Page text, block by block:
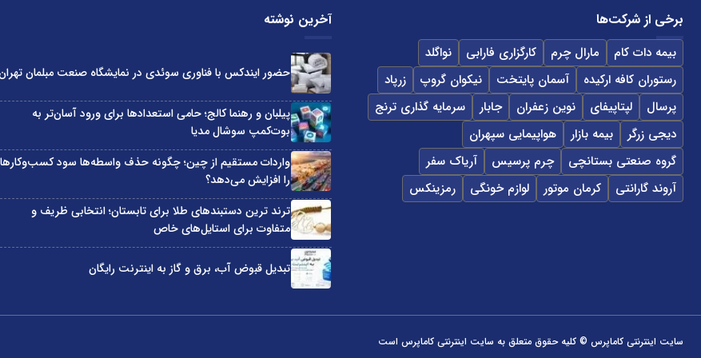
برخی از شرکت‌ها
بیمه دات کام مارال چرم کارگزاری فارابی
نواگلد
رستوران کافه ارکیده
آسمان پایتخت نیکوان گروپ
زرپاد
پرسال
لپتاپیفای نوین زعفران جابار
سرمایه گذاری ترنج
دیجی زرگر
بیمه بازار
هواپیمایی سپهران
گروه صنعتی بستانچی
چرم پرسیس
آریاک سفر
آروند گارانتی
کرمان موتور لوازم خونگی رمزینکس
آخرین نوشته
حضور ایندکس با فناوری سوئدی در نمایشگاه صنعت مبلمان
پیلبان و رهنما کالج؛ حامی استعدادها برای ورود آسان‌تر به
بوت‌کمپ سوشال مدیا
واردات مستقیم از چین؛ چگونه حذف واسطه‌ها سود کسب‌وکارها
را افزایش می‌دهد؟
ترند ترین دستبندهای طلا برای تابستان؛ انتخابی ظریف و
متفاوت برای استایل‌های خاص
تبدیل قبوض آب، برق و گاز به اینترنت رایگان
سایت اینترنتی کاماپرس © کلیه حقوق متعلق به سایت اینترنتی کاماپرس است